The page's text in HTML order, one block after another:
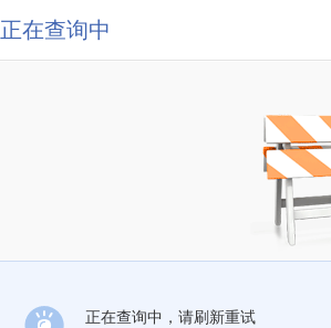
正在查询中
正在查询中，请刷新重试